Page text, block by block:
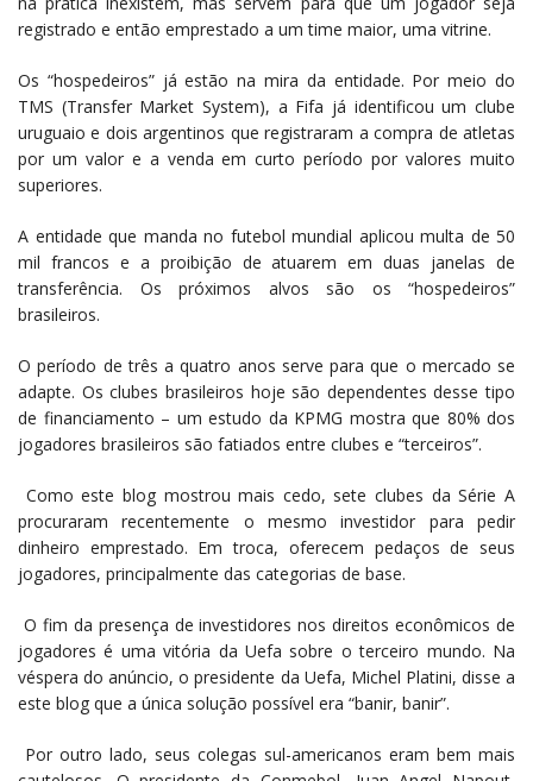
registrado e então emprestado a um time maior, uma vitrine.
Os “hospedeiros” já estão na mira da entidade. Por meio do
TMS (Transfer Market System), a Fifa já identificou um clube
uruguaio e dois argentinos que registraram a compra de atletas
por um valor e a venda em curto período por valores muito
superiores.
A entidade que manda no futebol mundial aplicou multa de 50
mil francos e a proibição de atuarem em duas janelas de
transferência. Os próximos alvos são os “hospedeiros”
brasileiros.
O período de três a quatro anos serve para que o mercado se
adapte. Os clubes brasileiros hoje são dependentes desse tipo
de financiamento – um estudo da KPMG mostra que 80% dos
jogadores brasileiros são fatiados entre clubes e “terceiros”.
Como este blog mostrou mais cedo, sete clubes da Série A
procuraram recentemente o mesmo investidor para pedir
dinheiro emprestado. Em troca, oferecem pedaços de seus
jogadores, principalmente das categorias de base.
O fim da presença de investidores nos direitos econômicos de
jogadores é uma vitória da Uefa sobre o terceiro mundo. Na
véspera do anúncio, o presidente da Uefa, Michel Platini, disse a
este blog que a única solução possível era “banir, banir”.
Por outro lado, seus colegas sul-americanos eram bem mais